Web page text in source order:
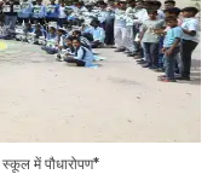
में पौधारोपण*